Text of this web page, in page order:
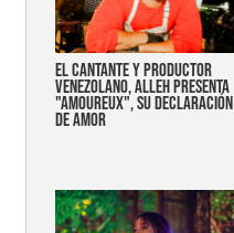
EL CANTANTE Y PRODUCTOR
VENEZOLANO, ALLEH PRESENTA
"AMOUREUX", SU DECLARACIÓN
DE AMOR